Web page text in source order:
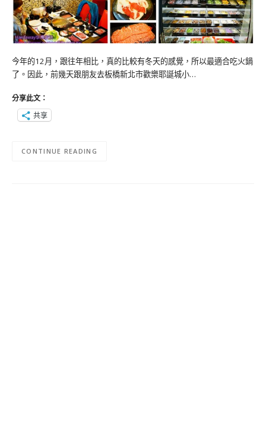
今年的12月，跟往年相比，真的比較有冬天的感覺，所以最適合吃火鍋
了。因此，前幾天跟朋友去板橋新北市歡樂耶誕城小…
分享此文：
共享
CONTINUE READING